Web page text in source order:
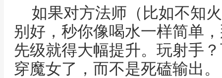
如果对方法师（比如不知
别好，秒你像喝水一样简单
先级就得大幅提升。玩射手
穿魔女了，而不是死磕输出。